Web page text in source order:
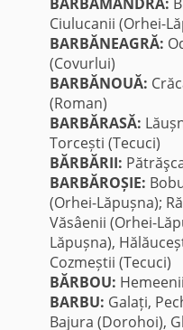
Ciulucanii (Orhei-
BARBĂNEAGRĂ:
(Covurlui)
BARBĂNOUĂ:
(Roman)
BARBĂRASĂ:
Torcești (Tecuci)
BĂRBĂRII:
BARBĂROȘIE:
(Orhei-Lăpușna);
Văsâenii (Orhei-
Lăpușna),
Cozmeștii (Tecuci)
BĂRBOU:
BARBU: Galați,
Bajura (Dorohoi),